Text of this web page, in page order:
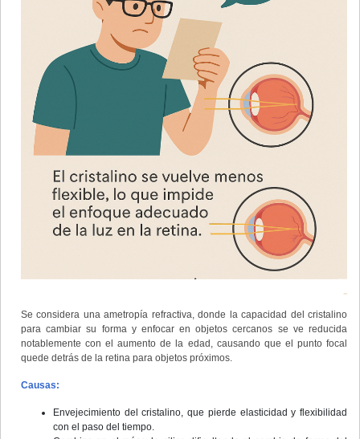
Se considera una ametropía refractiva, donde la capacidad del cristalino
para cambiar su forma y enfocar en objetos cercanos se ve reducida
notablemente con el aumento de la edad, causando que el punto focal
quede detrás de la retina para objetos próximos.
Causas:
Envejecimiento del cristalino, que pierde elasticidad y flexibilidad
con el paso del tiempo.